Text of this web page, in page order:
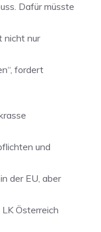
Dafür müsste
nicht nur
fordert
und
der EU, aber
Österreich